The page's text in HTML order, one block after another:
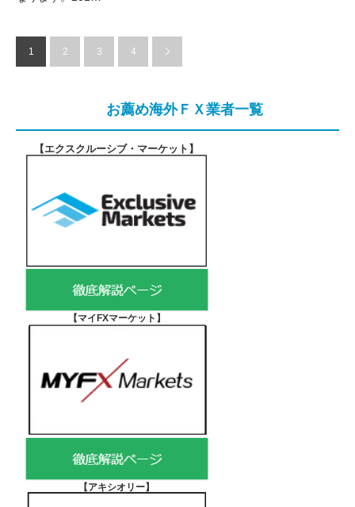
1 2 3 4
お薦め海外ＦＸ業者一覧
【エクスクルーシブ・マーケット 】
【マイFXマーケット 】
【アキシオリー】